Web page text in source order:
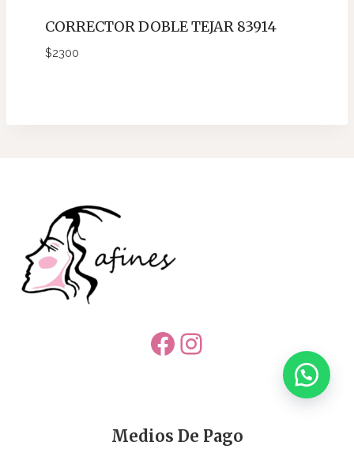
CORRECTOR DOBLE TEJAR 83914
$2300
Facebook
Instagram
Medios De Pago